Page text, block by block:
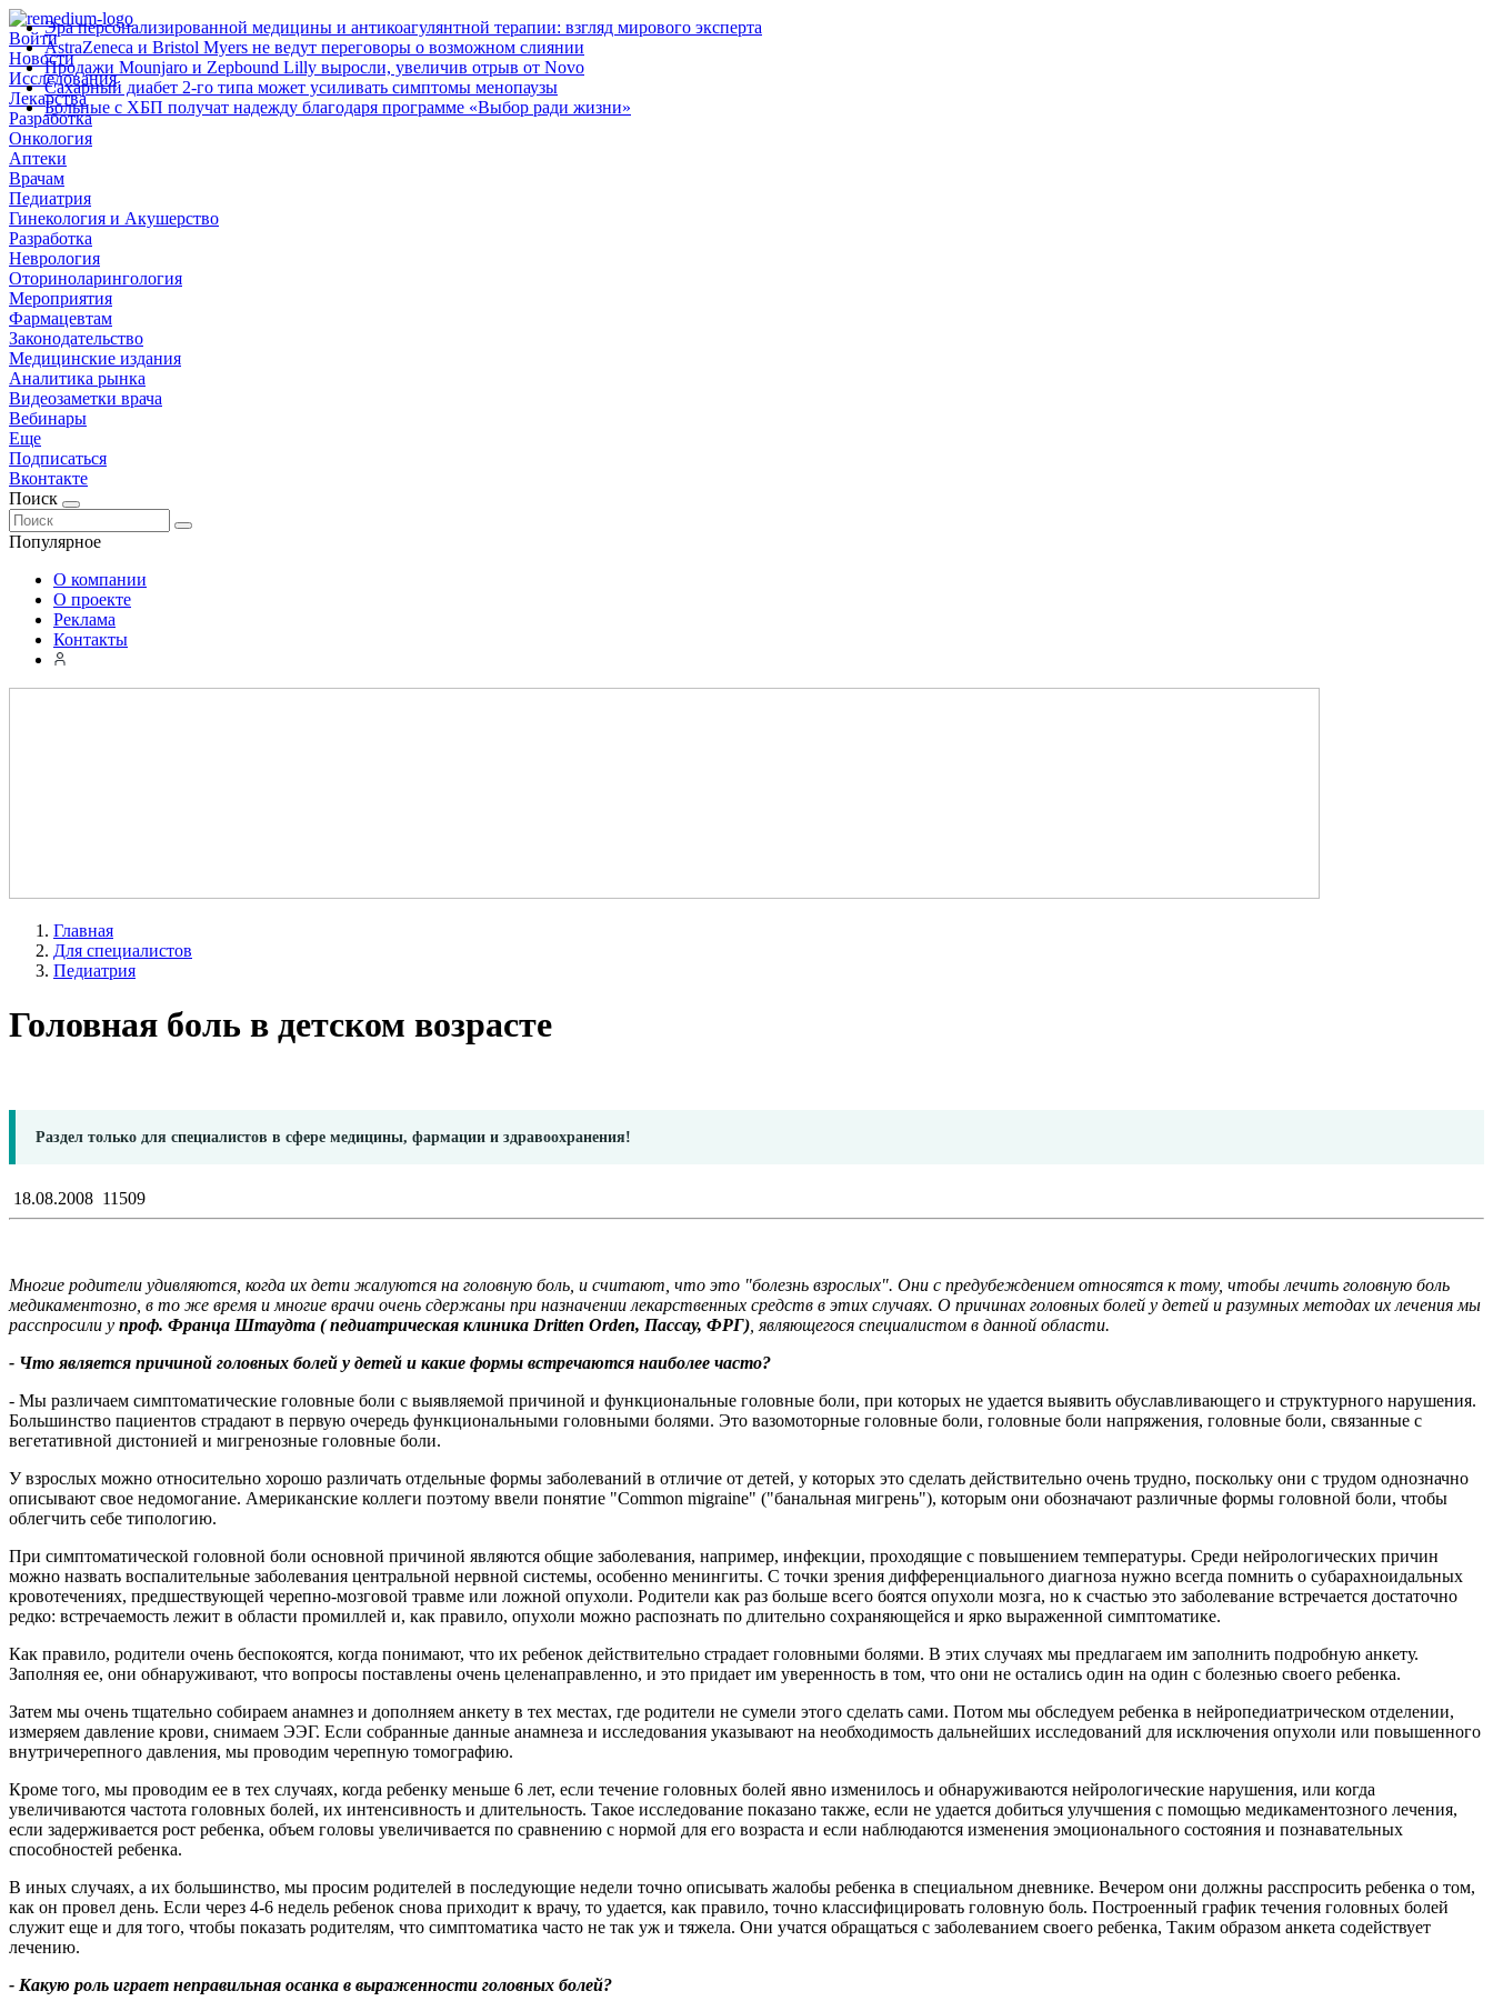
Войти
Новости
Исследования
Лекарства
Разработка
Онкология
Аптеки
Врачам
Педиатрия
Гинекология и Акушерство
Разработка
Неврология
Оториноларингология
Мероприятия
Фармацевтам
Законодательство
Медицинские издания
Аналитика рынка
Видеозаметки врача
Вебинары
Еще
Подписаться
Вконтакте
Поиск
Популярное
Эра персонализированной медицины и антикоагулянтной терапии: взгляд мирового эксперта
AstraZeneca и Bristol Myers не ведут переговоры о возможном слиянии
Продажи Mounjaro и Zepbound Lilly выросли, увеличив отрыв от Novo
Сахарный диабет 2‑го типа может усиливать симптомы менопаузы
Больные с ХБП получат надежду благодаря программе «Выбор ради жизни»
О компании
О проекте
Реклама
Контакты
Главная
Для специалистов
Педиатрия
Головная боль в детском возрасте
Раздел только для специалистов в сфере медицины, фармации и здравоохранения!
18.08.2008 11509
Многие родители удивляются, когда их дети жалуются на головную боль, и считают, что это "болезнь взрослых". Они с предубеждением относятся к тому, чтобы лечить головную боль
медикаментозно, в то же время и многие врачи очень сдержаны при назначении лекарственных средств в этих случаях. О причинах головных болей у детей и разумных методах их лечения мы
расспросили у проф. Франца Штаудта ( педиатрическая клиника Dritten Orden, Пассау, ФРГ) , являющегося специалистом в данной области.
- Что является причиной головных болей у детей и какие формы встречаются наиболее часто?
- Мы различаем симптоматические головные боли с выявляемой причиной и функциональные головные боли, при которых не удается выявить обуславливающего и структурного нарушения.
Большинство пациентов страдают в первую очередь функциональными головными болями. Это вазомоторные головные боли, головные боли напряжения, головные боли, связанные с
вегетативной дистонией и мигренозные головные боли.
У взрослых можно относительно хорошо различать отдельные формы заболеваний в отличие от детей, у которых это сделать действительно очень трудно, поскольку они с трудом однозначно
описывают свое недомогание. Американские коллеги поэтому ввели понятие "Common migraine" ("банальная мигрень"), которым они обозначают различные формы головной боли, чтобы
облегчить себе типологию.
При симптоматической головной боли основной причиной являются общие заболевания, например, инфекции, проходящие с повышением температуры. Среди нейрологических причин
можно назвать воспалительные заболевания центральной нервной системы, особенно менингиты. С точки зрения дифференциального диагноза нужно всегда помнить о субарахноидальных
кровотечениях, предшествующей черепно-мозговой травме или ложной опухоли. Родители как раз больше всего боятся опухоли мозга, но к счастью это заболевание встречается достаточно
редко: встречаемость лежит в области промиллей и, как правило, опухоли можно распознать по длительно сохраняющейся и ярко выраженной симптоматике.
Как правило, родители очень беспокоятся, когда понимают, что их ребенок действительно страдает головными болями. В этих случаях мы предлагаем им заполнить подробную анкету.
Заполняя ее, они обнаруживают, что вопросы поставлены очень целенаправленно, и это придает им уверенность в том, что они не остались один на один с болезнью своего ребенка.
Затем мы очень тщательно собираем анамнез и дополняем анкету в тех местах, где родители не сумели этого сделать сами. Потом мы обследуем ребенка в нейропедиатрическом отделении,
измеряем давление крови, снимаем ЭЭГ. Если собранные данные анамнеза и исследования указывают на необходимость дальнейших исследований для исключения опухоли или повышенного
внутричерепного давления, мы проводим черепную томографию.
Кроме того, мы проводим ее в тех случаях, когда ребенку меньше 6 лет, если течение головных болей явно изменилось и обнаруживаются нейрологические нарушения, или когда
увеличиваются частота головных болей, их интенсивность и длительность. Такое исследование показано также, если не удается добиться улучшения с помощью медикаментозного лечения,
если задерживается рост ребенка, объем головы увеличивается по сравнению с нормой для его возраста и если наблюдаются изменения эмоционального состояния и познавательных
способностей ребенка.
В иных случаях, а их большинство, мы просим родителей в последующие недели точно описывать жалобы ребенка в специальном дневнике. Вечером они должны расспросить ребенка о том,
как он провел день. Если через 4-6 недель ребенок снова приходит к врачу, то удается, как правило, точно классифицировать головную боль. Построенный график течения головных болей
служит еще и для того, чтобы показать родителям, что симптоматика часто не так уж и тяжела. Они учатся обращаться с заболеванием своего ребенка, Таким образом анкета содействует
лечению.
- Какую роль играет неправильная осанка в выраженности головных болей?